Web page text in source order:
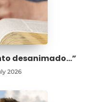
desanimado…”
2026